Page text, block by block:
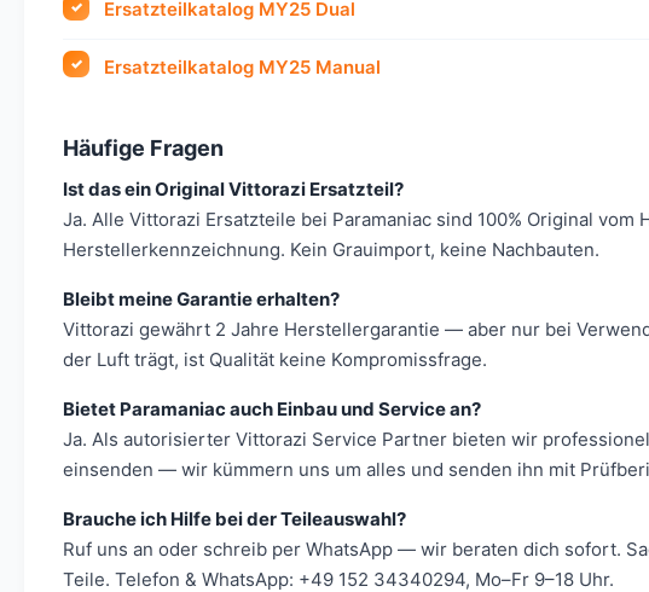
Ersatzteilkatalog MY25 Dual
Ersatzteilkatalog MY25 Manual
Häufige Fragen
Ist das ein Original Vittorazi Ersatzteil?
Ja. Alle Vittorazi Ersatzteile bei Paramaniac sind 100% Original
Herstellerkennzeichnung. Kein Grauimport, keine Nachbauten.
Bleibt meine Garantie erhalten?
Vittorazi gewährt 2 Jahre Herstellergarantie — aber nur bei
der Luft trägt, ist Qualität keine Kompromissfrage.
Bietet Paramaniac auch Einbau und Service an?
Ja. Als autorisierter Vittorazi Service Partner bieten wir
einsenden — wir kümmern uns um alles und senden ihn mit
Brauche ich Hilfe bei der Teileauswahl?
Ruf uns an oder schreib per WhatsApp — wir beraten dich sofort.
Teile. Telefon & WhatsApp: +49 152 34340294, Mo–Fr 9–18 Uhr.